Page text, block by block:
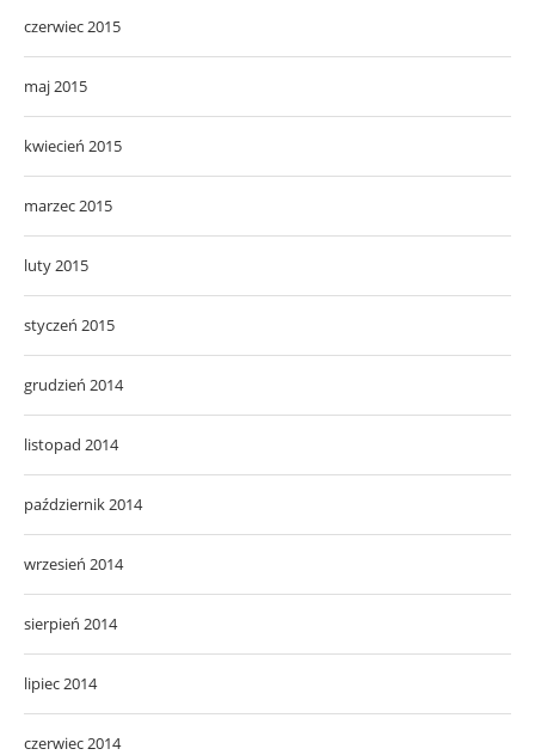
czerwiec 2015
maj 2015
kwiecień 2015
marzec 2015
luty 2015
styczeń 2015
grudzień 2014
listopad 2014
październik 2014
wrzesień 2014
sierpień 2014
lipiec 2014
czerwiec 2014